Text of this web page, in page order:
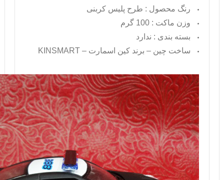
رنگ محصول : طرح پلیس کربنی
وزن ماکت : 100 گرم
بسته بندی : ندارد
ساخت چین – برند کین اسمارت – KINSMART